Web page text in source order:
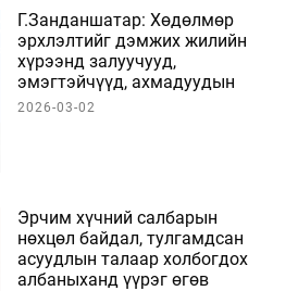
Г.Занданшатар: Хөдөлмөр
эрхлэлтийг дэмжих жилийн
хүрээнд залуучууд,
эмэгтэйчүүд, ахмадуудын
ажлын байрыг нэмэгдүүлэхэд
2026-03-02
Эрчим хүчний салбарын
нөхцөл байдал, тулгамдсан
асуудлын талаар холбогдох
албаныханд үүрэг өгөв